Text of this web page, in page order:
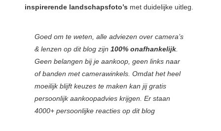
inspirerende landschapsfoto’s met duidelijke uitleg.
Goed om te weten, alle adviezen over camera’s
& lenzen op dit blog zijn 100% onafhankelijk.
Geen belangen bij je aankoop, geen links naar
of banden met camerawinkels. Omdat het heel
moeilijk blijft keuzes te maken kan jij gratis
persoonlijk aankoopadvies krijgen. Er staan
4000+ persoonlijke reacties op dit blog